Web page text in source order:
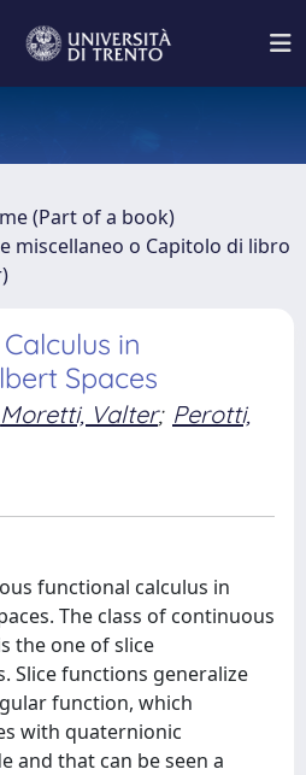
(Part of a book)
miscellaneo o Capitolo di libro
in
Spaces
Moretti, Valter; Perotti,
functional calculus in
The class of continuous
the one of slice
Slice functions generalize
function, which
with quaternionic
and that can be seen a